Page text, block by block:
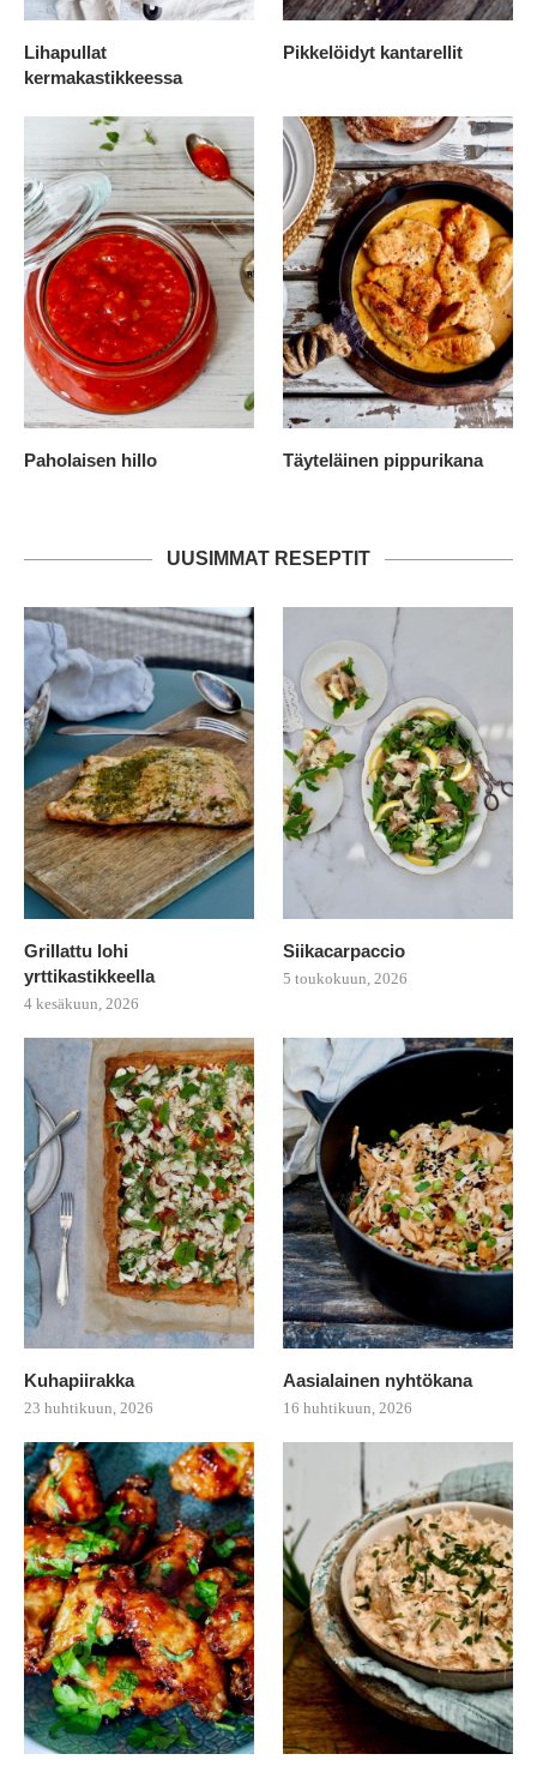
Lihapullat
kermakastikkeessa
Pikkelöidyt kantarellit
Paholaisen hillo Täyteläinen pippurikana
UUSIMMAT RESEPTIT
Grillattu lohi
yrttikastikkeella
4 kesäkuun, 2026
Siikacarpaccio
5 toukokuun, 2026
Kuhapiirakka
23 huhtikuun, 2026
Aasialainen nyhtökana
16 huhtikuun, 2026